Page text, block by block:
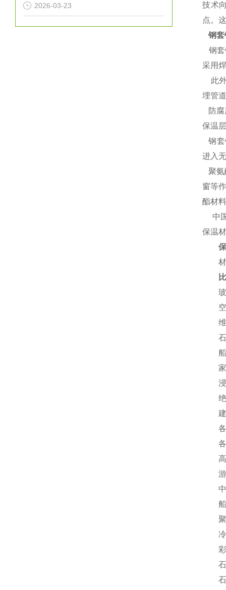
2026-03-23
技术
点。
钢套
钢套
采用
此外
埋管
防腐
保温
钢套
进入
聚氨
窗等
酯材
中国
保温
材料
玻
空调
维
石油
船舶
家电
浸入
绝
建筑
各种
各种
高速
游
中
船
聚
冷
彩
石
石化